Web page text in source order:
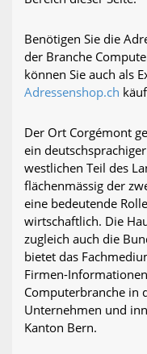
Benötigen Sie die
der Branche
können Sie auch als
Adressenshop.ch
Der Ort Corgémont
ein
westlichen Teil des
flächenmässig der
eine bedeutende
wirtschaftlich. Die
zugleich auch die
bietet das
Firmen-
Computerbranche in
Unternehmen und
Kanton Bern.